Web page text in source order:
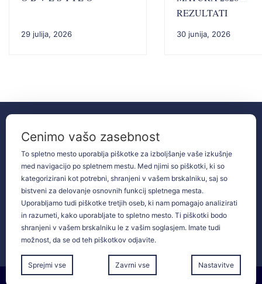
29 julija, 2026
REZULTATI
30 junija, 2026
ulica
14,
Maribor
02 250 46 50
tajnistvo@sstd.si
KONTAKTI
Spletna učilnica
Pogosta vprašanja
Cenimo vašo zasebnost
To spletno mesto uporablja piškotke za izboljšanje vaše izkušnje
med navigacijo po spletnem mestu. Med njimi so piškotki, ki so
kategorizirani kot potrebni, shranjeni v vašem brskalniku, saj so
bistveni za delovanje osnovnih funkcij spletnega mesta.
Uporabljamo tudi piškotke tretjih oseb, ki nam pomagajo analizirati
in razumeti, kako uporabljate to spletno mesto. Ti piškotki bodo
shranjeni v vašem brskalniku le z vašim soglasjem. Imate tudi
možnost, da se od teh piškotkov odjavite.
Sprejmi vse Zavrni vse Nastavitve